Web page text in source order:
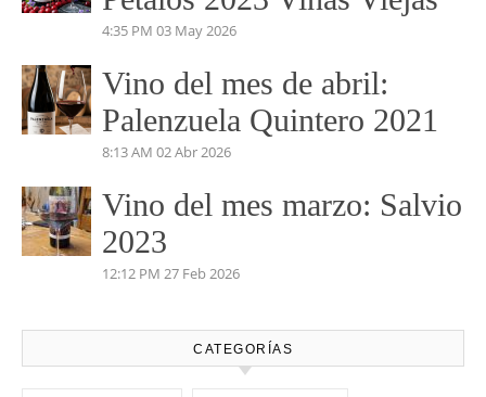
4:35 PM 03 May 2026
Vino del mes de abril:
Palenzuela Quintero 2021
8:13 AM 02 Abr 2026
Vino del mes marzo: Salvio
2023
12:12 PM 27 Feb 2026
CATEGORÍAS